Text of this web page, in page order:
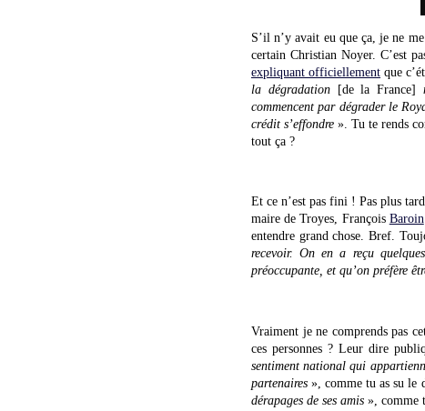
S’il n’y avait eu que ça, je ne
certain Christian Noyer. C’est
expliquant officiellement que
la dégradation[de la France]
commencent par dégrader le
crédit s’effondre ». Tu te rends
tout ça ?
Et ce n’est pas fini ! Pas plus
maire de Troyes, François Baroin
entendre grand chose. Bref.
recevoir. On en a reçu
préoccupante, et qu’on préfère
Vraiment je ne comprends pas
ces personnes ? Leur dire
sentiment national qui
partenaires », comme tu as su le
dérapages de ses amis », comme